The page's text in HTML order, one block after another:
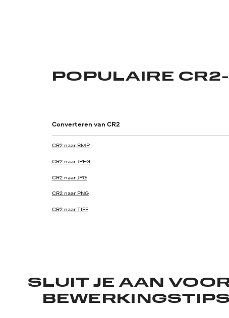
POPULAIRE
Converteren van CR2
CR2 naar BMP
CR2 naar JPEG
CR2 naar JPG
CR2 naar PNG
CR2 naar TIFF
SLUIT JE AAN